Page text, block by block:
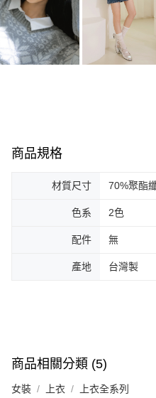
商品規格
材質尺寸 70%聚酯
色系 2色
配件 無
產地 台灣製
商品相關分類 (5)
女裝 上衣 上衣全系列